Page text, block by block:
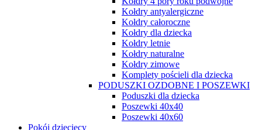
Kołdry antyalergiczne
Kołdry całoroczne
Kołdry dla dziecka
Kołdry letnie
Kołdry naturalne
Kołdry zimowe
Komplety pościeli dla dziecka
PODUSZKI OZDOBNE I POSZEWKI
Poduszki dla dziecka
Poszewki 40x40
Poszewki 40x60
Pokój dziecięcy